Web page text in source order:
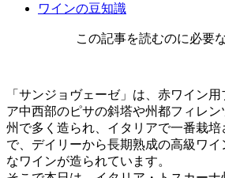
ワインの豆知識
この記事を読むのに必要
「サンジョヴェーゼ」は、赤ワイン
ア中西部のピサの斜塔や州都フィレ
州で多く造られ、イタリアで一番栽
で、デイリーから長期熟成の高級ワイ
なワインが造られています。